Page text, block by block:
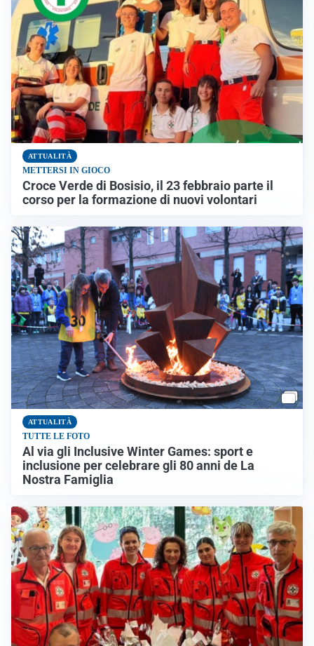
ATTUALITÀ
METTERSI IN GIOCO
Croce Verde di Bosisio, il 23 febbraio parte il
corso per la formazione di nuovi volontari
ATTUALITÀ
TUTTE LE FOTO
Al via gli Inclusive Winter Games: sport e
inclusione per celebrare gli 80 anni de La
Nostra Famiglia